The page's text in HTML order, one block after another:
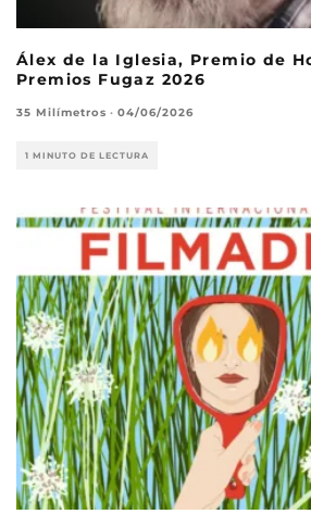
Álex de la Iglesia, Premio de
Premios Fugaz 2026
35 Milímetros · 04/06/2026
1 MINUTO DE LECTURA